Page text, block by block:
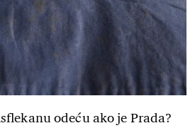
odeću ako je Prada?